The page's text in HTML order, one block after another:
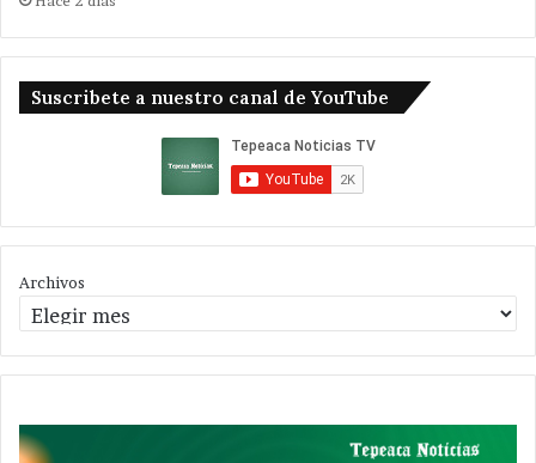
Suscribete a nuestro canal de YouTube
Archivos